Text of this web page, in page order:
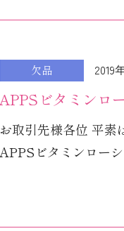
欠品 2019
APPSビタミンロ
お取引先様各位 平素
APPSビタミンローシ